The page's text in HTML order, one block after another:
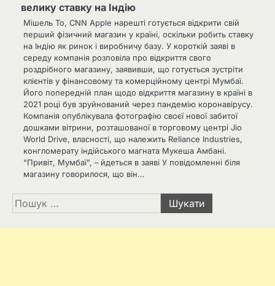
велику ставку на Індію
Мішель То, CNN Apple нарешті готується відкрити свій
перший фізичний магазин у країні, оскільки робить ставку
на Індію як ринок і виробничу базу. У короткій заяві в
середу компанія розповіла про відкриття свого
роздрібного магазину, заявивши, що готується зустріти
клієнтів у фінансовому та комерційному центрі Мумбаї.
Його попередній план щодо відкриття магазину в країні в
2021 році був зруйнований через пандемію коронавірусу.
Компанія опублікувала фотографію своєї нової забитої
дошками вітрини, розташованої в торговому центрі Jio
World Drive, власності, що належить Reliance Industries,
конгломерату індійського магната Мукеша Амбані.
“Привіт, Мумбаї”, – йдеться в заяві У повідомленні біля
магазину говорилося, що він…
Пошук: